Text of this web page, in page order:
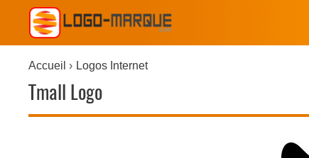
Accueil Logos Internet
Tmall Logo